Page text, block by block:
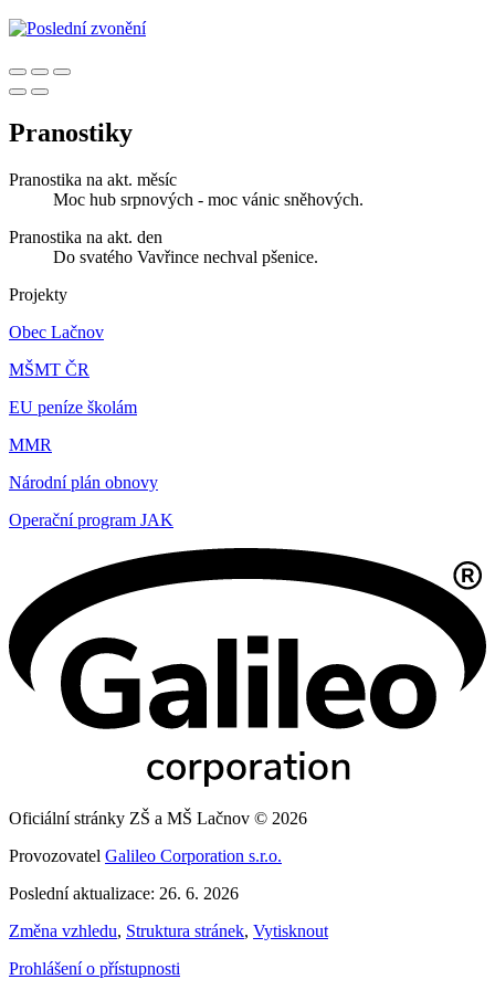
Pranostiky
Pranostika na akt. měsíc
Moc hub srpnových - moc vánic sněhových.
Pranostika na akt. den
Do svatého Vavřince nechval pšenice.
Projekty
Obec Lačnov
MŠMT ČR
EU peníze školám
MMR
Národní plán obnovy
Operační program JAK
Oficiální stránky ZŠ a MŠ Lačnov © 2026
Provozovatel Galileo Corporation s.r.o.
Poslední aktualizace: 26. 6. 2026
Změna vzhledu, Struktura stránek, Vytisknout
Prohlášení o přístupnosti